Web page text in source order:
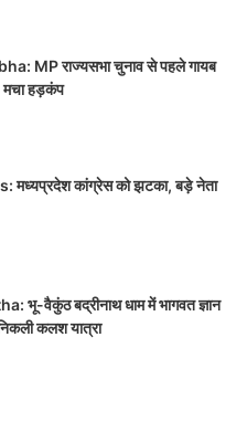
MP राज्यसभा चुनाव से पहले गायब
हड़कंप
मध्यप्रदेश कांग्रेस को झटका, बड़े नेता
भू-वैकुंठ बद्रीनाथ धाम में भागवत ज्ञान
कलश यात्रा